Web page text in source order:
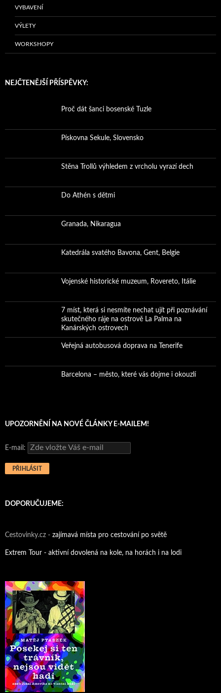
VYBAVENÍ
VÝLETY
WORKSHOPY
NEJČTENĚJŠÍ PŘÍSPĚVKY:
Proč dát šanci bosenské Tuzle
Pískovna Sekule, Slovensko
Stěna Trollů výhledem z vrcholu vyrazí dech
Do Athén s dětmi
Granada, Nikaragua
Katedrála svatého Bavona, Gent, Belgie
Vojenské historické muzeum, Rovereto, Itálie
7 míst, která si nesmíte nechat ujít při poznávání
skutečného ráje na ostrově La Palma na
Kanárských ostrovech
Veřejná autobusová doprava na Tenerife
Barcelona – město, které vás dojme i okouzlí
UPOZORNĚNÍ NA NOVÉ ČLÁNKY E-MAILEM!
E-mail:
DOPORUČUJEME:
Cestovinky.cz - zajímavá místa pro cestování po světě
Extrem Tour - aktivní dovolená na kole, na horách i na lodi